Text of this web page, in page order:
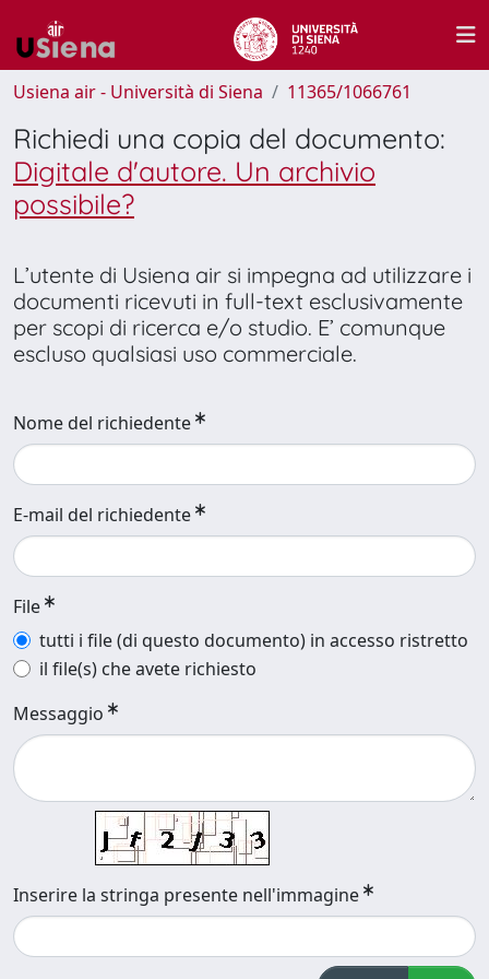
Usiena air - Università di Siena 11365/1066761
Richiedi una copia del documento:
Digitale d'autore. Un archivio
possibile?
L’utente di Usiena air si impegna ad utilizzare i
documenti ricevuti in full-text esclusivamente
per scopi di ricerca e/o studio. E’ comunque
escluso qualsiasi uso commerciale.
Nome del richiedente
E-mail del richiedente
File
tutti i file (di questo documento) in accesso ristretto
il file(s) che avete richiesto
Messaggio
Inserire la stringa presente nell'immagine